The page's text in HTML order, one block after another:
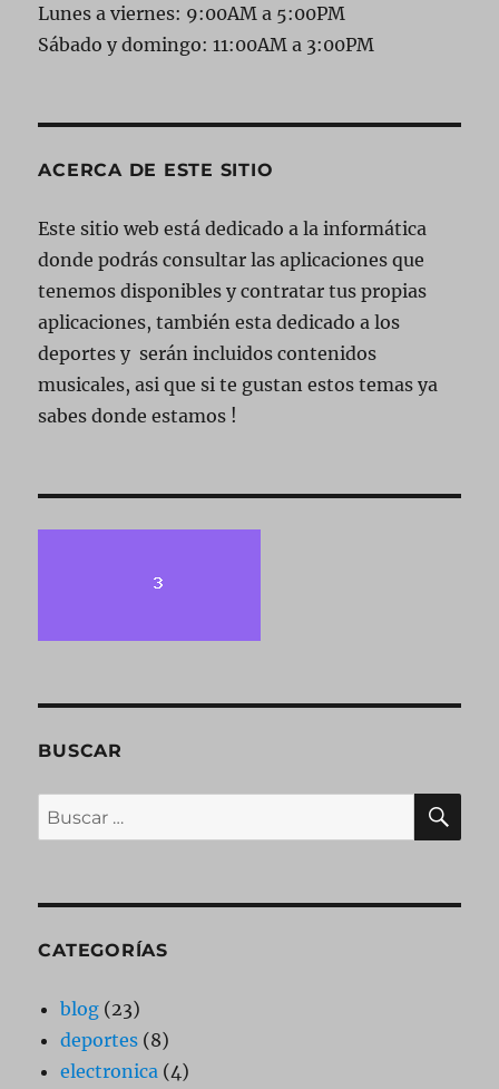
Lunes a viernes: 9:00AM a 5:00PM
Sábado y domingo: 11:00AM a 3:00PM
ACERCA DE ESTE SITIO
Este sitio web está dedicado a la informática
donde podrás consultar las aplicaciones que
tenemos disponibles y contratar tus propias
aplicaciones, también esta dedicado a los
deportes y serán incluidos contenidos
musicales, asi que si te gustan estos temas ya
sabes donde estamos !
BUSCAR
Buscar
por:
CATEGORÍAS
blog (23)
deportes (8)
electronica (4)